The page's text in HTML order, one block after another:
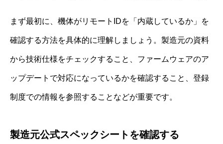
まず最初に、機体がリモートIDを「内蔵しているか」を
確認する方法を具体的に理解しましょう。製造元の資料
から技術仕様をチェックすること、ファームウェアのア
ップデートで対応になっているかを確認すること、登録
制度での情報を参照することなどが重要です。
製造元公式スペックシートを確認する